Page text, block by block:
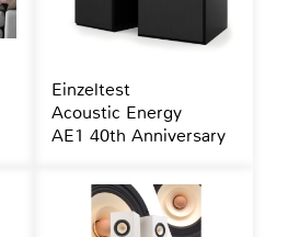
Einzeltest
Acoustic Energy
AE1 40th Anniversary